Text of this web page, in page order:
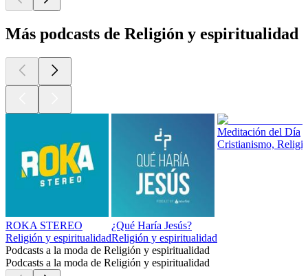
Más podcasts de Religión y espiritualidad
ROKA STEREO
Religión y espiritualidad
¿Qué Haría Jesús?
Religión y espiritualidad
Meditación del Día
Cristianismo,
Podcasts a la moda de Religión y espiritualidad
Podcasts a la moda de Religión y espiritualidad